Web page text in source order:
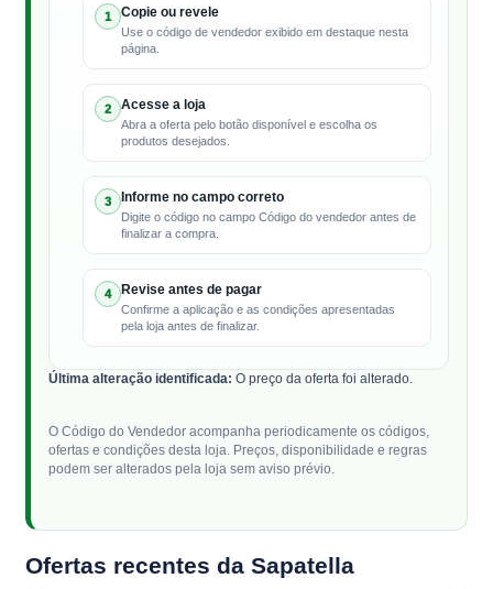
1
Copie ou revele
Use o código de vendedor exibido em destaque nesta
página.
2
Acesse a loja
Abra a oferta pelo botão disponível e escolha os
produtos desejados.
3
Informe no campo correto
Digite o código no campo Código do vendedor antes de
finalizar a compra.
4
Revise antes de pagar
Confirme a aplicação e as condições apresentadas
pela loja antes de finalizar.
Última alteração identificada: O preço da oferta foi alterado.
O Código do Vendedor acompanha periodicamente os códigos,
ofertas e condições desta loja. Preços, disponibilidade e regras
podem ser alterados pela loja sem aviso prévio.
Ofertas recentes da Sapatella